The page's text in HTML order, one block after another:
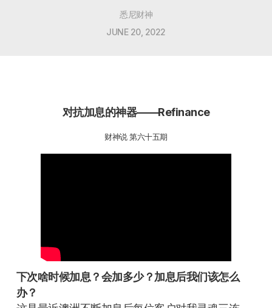
悉尼财神
JUNE 20, 2022
对抗加息的神器——Refinance
财神说 第六十五期
下次啥时候加息？会加多少？加息后我们该怎么
办？